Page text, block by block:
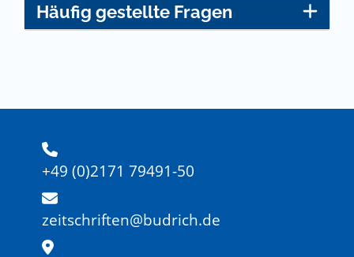
Häufig gestellte Fragen
+49 (0)2171 79491-50
zeitschriften@budrich.de